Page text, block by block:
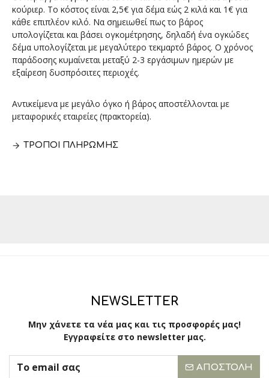
κούριερ. Το κόστος είναι 2,5€ για δέμα εώς 2 κιλά και 1€ για
κάθε επιπλέον κιλό. Να σημειωθεί πως το βάρος
υπολογίζεται και βάσει ογκομέτρησης, δηλαδή ένα ογκώδες
δέμα υπολογίζεται με μεγαλύτερο τεκμαρτό βάρος. Ο χρόνος
παράδοσης κυμαίνεται μεταξύ 2-3 εργάσιμων ημερών με
εξαίρεση δυσπρόσιτες περιοχές.
Αντικείμενα με μεγάλο όγκο ή βάρος αποστέλλονται με
μεταφορικές εταιρείες (πρακτορεία).
ΤΡΌΠΟΙ ΠΛΗΡΩΜΉΣ
NEWSLETTER
Μην χάνετε τα νέα μας και τις προσφορές μας!
Εγγραφείτε στο newsletter μας.
ΑΠΟΣΤΟΛΉ